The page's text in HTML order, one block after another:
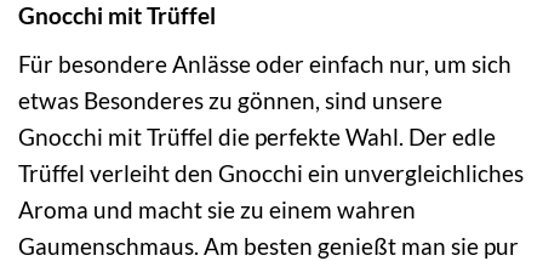
Gnocchi mit Trüffel
Für besondere Anlässe oder einfach nur, um sich
etwas Besonderes zu gönnen, sind unsere
Gnocchi mit Trüffel die perfekte Wahl. Der edle
Trüffel verleiht den Gnocchi ein unvergleichliches
Aroma und macht sie zu einem wahren
Gaumenschmaus. Am besten genießt man sie pur